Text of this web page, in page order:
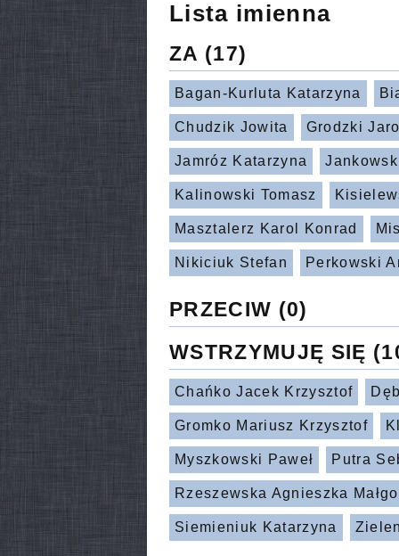
Lista imienna
ZA (17)
Bagan-Kurluta Katarzyna
Chudzik Jowita Grodzki
Jamróz Katarzyna
Kalinowski Tomasz
Masztalerz Karol Konrad
Nikiciuk Stefan Perkowski
PRZECIW (0)
WSTRZYMUJĘ SIĘ
Chańko Jacek Krzysztof
Gromko Mariusz Krzysztof
Myszkowski Paweł Putra
Rzeszewska Agnieszka
Siemieniuk Katarzyna